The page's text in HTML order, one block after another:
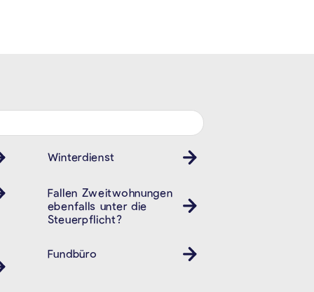
Winterdienst
Fallen Zweitwohnungen
ebenfalls unter die
Steuerpflicht?
Fundbüro